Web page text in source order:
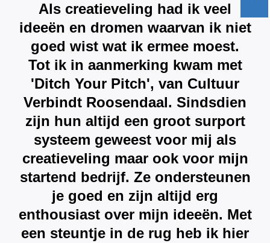
Als creatieveling had ik veel
ideeën en dromen waarvan ik niet
goed wist wat ik ermee moest.
Tot ik in aanmerking kwam met
'Ditch Your Pitch', van Cultuur
Verbindt Roosendaal. Sindsdien
zijn hun altijd een groot surport
systeem geweest voor mij als
creatieveling maar ook voor mijn
startend bedrijf. Ze ondersteunen
je goed en zijn altijd erg
enthousiast over mijn ideeën. Met
een steuntje in de rug heb ik hier